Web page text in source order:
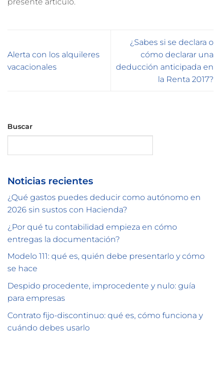
Alerta con los alquileres
vacacionales
¿Sabes si se declara o
cómo declarar una
deducción anticipada en
la Renta 2017?
Buscar
Noticias recientes
¿Qué gastos puedes deducir como autónomo en
2026 sin sustos con Hacienda?
¿Por qué tu contabilidad empieza en cómo
entregas la documentación?
Modelo 111: qué es, quién debe presentarlo y cómo
se hace
Despido procedente, improcedente y nulo: guía
para empresas
Contrato fijo-discontinuo: qué es, cómo funciona y
cuándo debes usarlo